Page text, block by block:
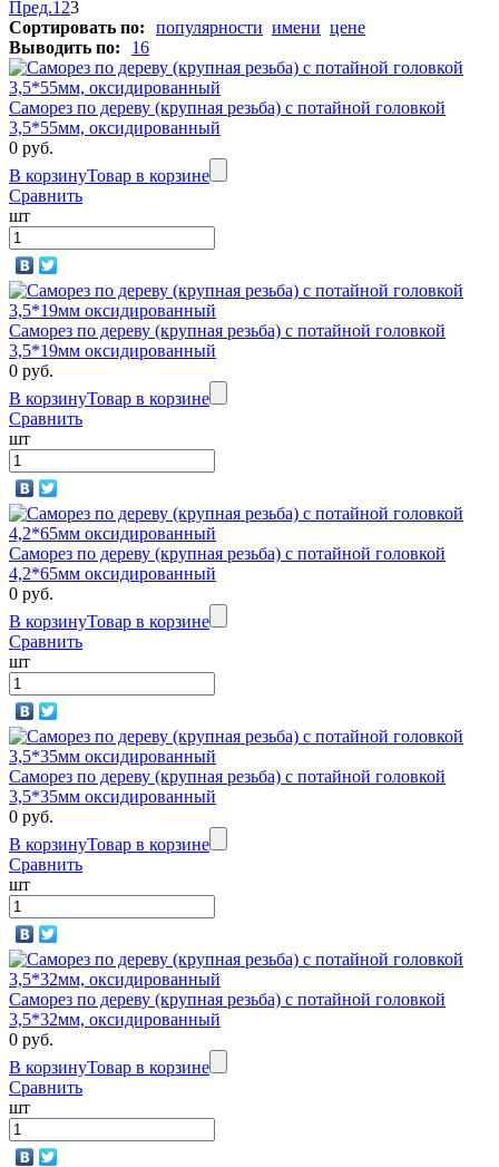
Пред.1 23
Сортировать по:
популярности имени цене
Выводить по:
16
Саморез по дереву (крупная резьба) с потайной головкой
3,5*55мм, оксидированный
0 руб.
В корзинуТовар в корзине
Сравнить
шт
Саморез по дереву (крупная резьба) с потайной головкой
3,5*19мм оксидированный
0 руб.
В корзинуТовар в корзине
Сравнить
шт
Саморез по дереву (крупная резьба) с потайной головкой
4,2*65мм оксидированный
0 руб.
В корзинуТовар в корзине
Сравнить
шт
Саморез по дереву (крупная резьба) с потайной головкой
3,5*35мм оксидированный
0 руб.
В корзинуТовар в корзине
Сравнить
шт
Саморез по дереву (крупная резьба) с потайной головкой
3,5*32мм, оксидированный
0 руб.
В корзинуТовар в корзине
Сравнить
шт